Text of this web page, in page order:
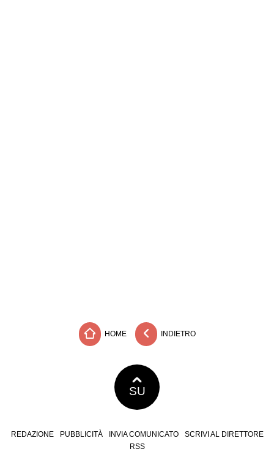
HOME INDIETRO
SU
REDAZIONE PUBBLICITÀ INVIA COMUNICATO
SCRIVI AL DIRETTORE
RSS